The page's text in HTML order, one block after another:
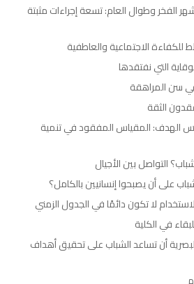
الفخر وطوال العام: تسعة إجراءات مثبتة
التي نفتقدها
سن المراهقة
الثقة
الهدف: المقياس المفقود في تنمية
التواصل بين الأجيال
على أن يصبحوا إنسانيين بالكامل؟
لا تكون دائمًا في الجدول الزمني
في الكلية
أن تساعد الشباب على تحقيق أهداف